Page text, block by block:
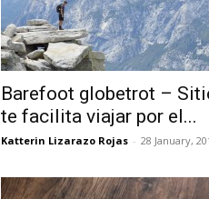
Barefoot globetrot –
te facilita viajar por el...
Katterin Lizarazo Rojas - 28 January,